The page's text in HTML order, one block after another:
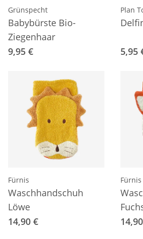
Grünspecht
Babybürste Bio-
Ziegenhaar
9,95 €
Plan
5,95
Fürnis
Waschhandschuh
Löwe
14,90 €
Fürnis